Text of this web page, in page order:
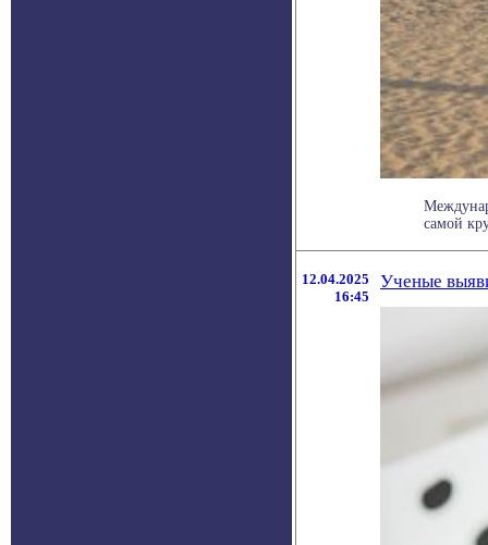
самой
12.04.2025
16:45
Ученые